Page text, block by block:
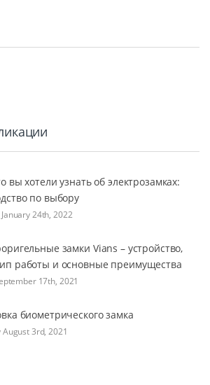
вы хотели узнать об электрозамках:
по выбору
24th, 2022
замки Vians – устройство,
работы и основные преимущества
17th, 2021
биометрического замка
August 3rd, 2021